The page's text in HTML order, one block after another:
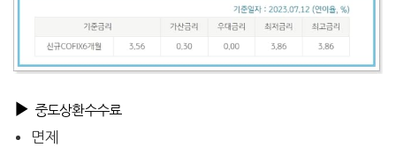
▶ 중도상환수수료
면제